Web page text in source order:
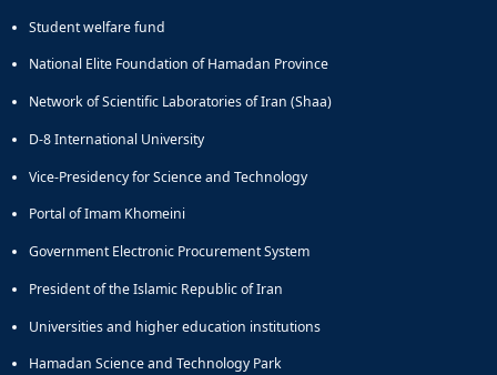
Student welfare fund
National Elite Foundation of Hamadan Province
Network of Scientific Laboratories of Iran (Shaa)
D-8 International University
Vice-Presidency for Science and Technology
Portal of Imam Khomeini
Government Electronic Procurement System
President of the Islamic Republic of Iran
Universities and higher education institutions
Hamadan Science and Technology Park